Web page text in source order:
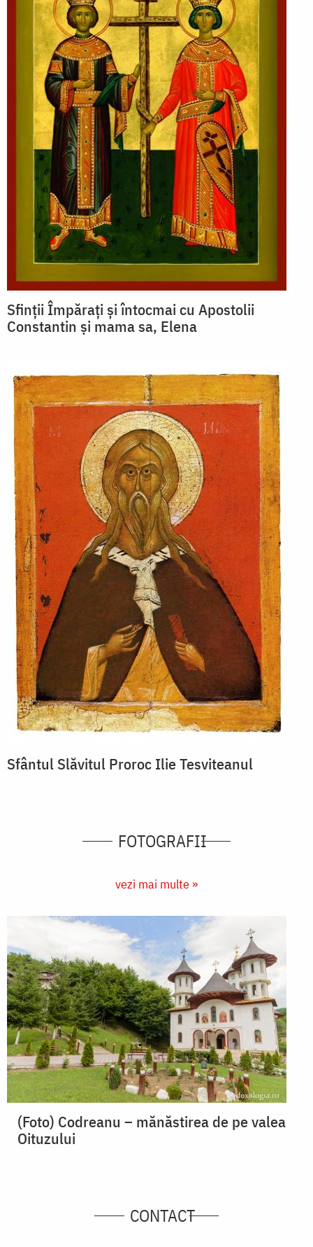
Sfinții Împărați și întocmai cu Apostolii
Constantin și mama sa, Elena
Sfântul Slăvitul Proroc Ilie Tesviteanul
FOTOGRAFII
vezi mai multe »
(Foto) Codreanu – mănăstirea de pe valea
Oituzului
CONTACT